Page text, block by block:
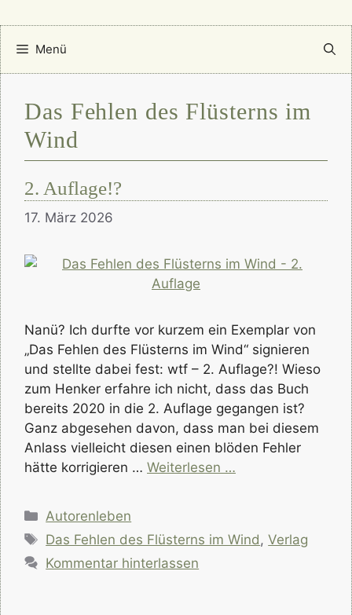
Menü
Das Fehlen des Flüsterns im
Wind
2. Auflage!?
17. März 2026
Nanü? Ich durfte vor kurzem ein Exemplar von
„Das Fehlen des Flüsterns im Wind“ signieren
und stellte dabei fest: wtf – 2. Auflage?! Wieso
zum Henker erfahre ich nicht, dass das Buch
bereits 2020 in die 2. Auflage gegangen ist?
Ganz abgesehen davon, dass man bei diesem
Anlass vielleicht diesen einen blöden Fehler
hätte korrigieren … Weiterlesen …
Kategorien
Autorenleben
Schlagwörter
Das Fehlen des Flüsterns im Wind ,Verlag
Kommentar hinterlassen